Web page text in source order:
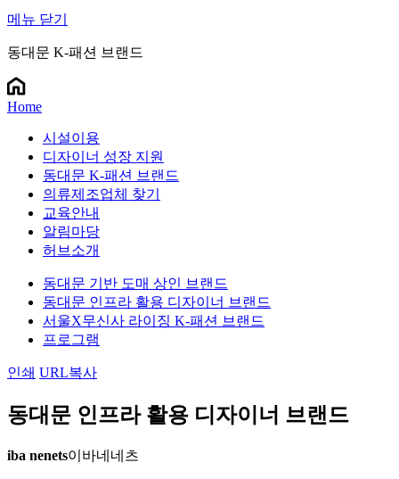
메뉴 닫기
동대문 K-패션 브랜드
Home
시설이용
디자이너 성장 지원
동대문 K-패션 브랜드
의류제조업체 찾기
교육안내
알림마당
허브소개
동대문 기반 도매 상인 브랜드
동대문 인프라 활용 디자이너 브랜드
서울X무신사 라이징 K-패션 브랜드
프로그램
인쇄 URL복사
동대문 인프라 활용 디자이너 브랜드
iba nenets이바네네츠